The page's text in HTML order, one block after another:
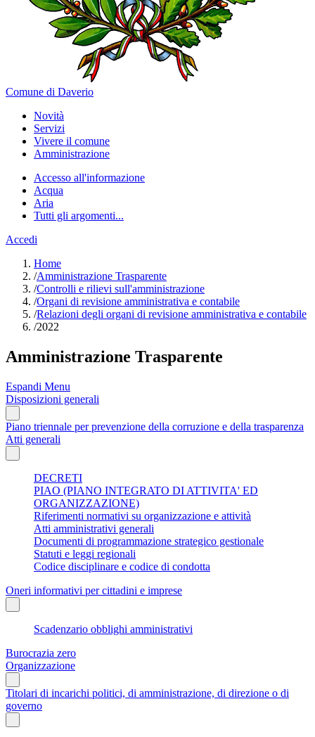
Comune di Daverio
Novità
Servizi
Vivere il comune
Amministrazione
Accesso all'informazione
Acqua
Aria
Tutti gli argomenti...
Accedi
Home
/Amministrazione Trasparente
/Controlli e rilievi sull'amministrazione
/Organi di revisione amministrativa e contabile
/Relazioni degli organi di revisione amministrativa e contabile
/2022
Amministrazione Trasparente
Espandi Menu
Disposizioni generali
Piano triennale per prevenzione della corruzione e della trasparenza
Atti generali
DECRETI
PIAO (PIANO INTEGRATO DI ATTIVITA' ED
ORGANIZZAZIONE)
Riferimenti normativi su organizzazione e attività
Atti amministrativi generali
Documenti di programmazione strategico gestionale
Statuti e leggi regionali
Codice disciplinare e codice di condotta
Oneri informativi per cittadini e imprese
Scadenzario obblighi amministrativi
Burocrazia zero
Organizzazione
Titolari di incarichi politici, di amministrazione, di direzione o di
governo